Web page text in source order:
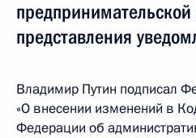
предпринимательской
представления
Владимир Путин подписал
«О внесении изменений в
Федерации об